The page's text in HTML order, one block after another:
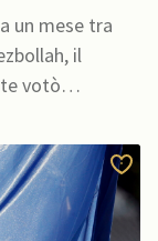
un mese tra
il
votò